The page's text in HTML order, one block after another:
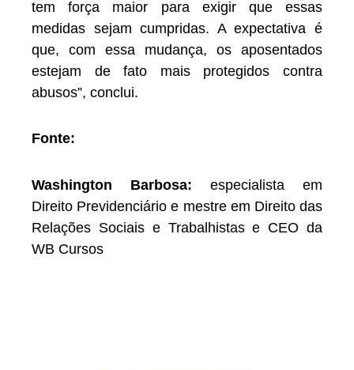
tem força maior para exigir que essas
medidas sejam cumpridas. A expectativa é
que, com essa mudança, os aposentados
estejam de fato mais protegidos contra
abusos”, conclui.
Fonte:
Washington Barbosa: especialista em
Direito Previdenciário e mestre em Direito das
Relações Sociais e Trabalhistas e CEO da
WB Cursos